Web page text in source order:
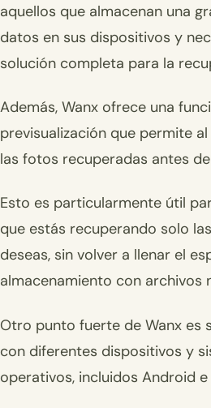
aquellos que almacenan una
datos en sus dispositivos y
solución completa para la
Además, Wanx ofrece una
previsualización que permite
las fotos recuperadas antes
Esto es particularmente útil
que estás recuperando solo
deseas, sin volver a llenar el
almacenamiento con archivos
Otro punto fuerte de Wanx es
con diferentes dispositivos y
operativos, incluidos Android e